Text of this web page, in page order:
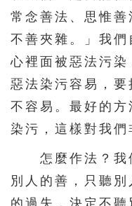
常念善法、思惟
不善夾雜。」我
心裡面被惡法污染
惡法染污容易，
不容易。最好的
染污，這樣對我們
怎麼作法？我
別人的善，只聽
的過失，決定不